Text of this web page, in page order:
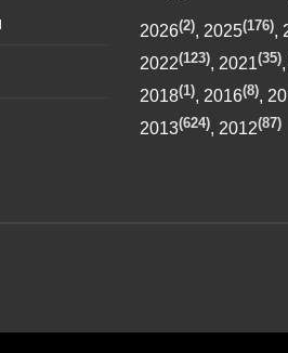
2026(2), 2025(176),
2022(123), 2021(35),
2018(1), 2016(8),
2013(624), 2012(87)